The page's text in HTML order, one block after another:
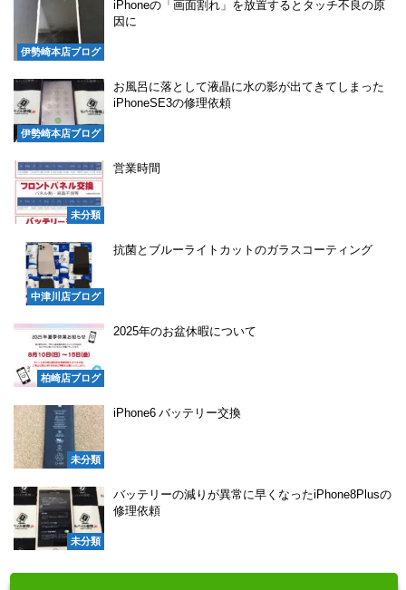
伊勢崎本店ブログ
iPhoneの「画面割れ」を放置するとタッチ不良の原
因に
伊勢崎本店ブログ
お風呂に落として液晶に水の影が出てきてしまった
iPhoneSE3の修理依頼
未分類
営業時間
中津川店ブログ
抗菌とブルーライトカットのガラスコーティング
柏崎店ブログ
2025年のお盆休暇について
未分類
iPhone6 バッテリー交換
未分類
バッテリーの減りが異常に早くなったiPhone8Plusの
修理依頼